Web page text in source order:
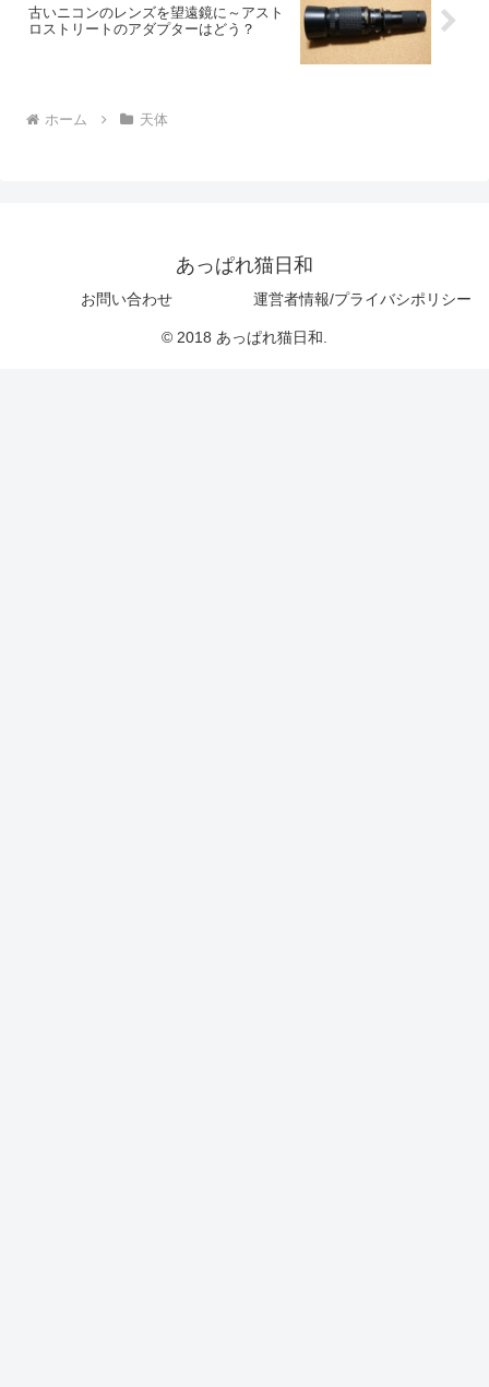
古いニコンのレンズを望遠鏡に～アスト
ロストリートのアダプターはどう？
ホーム 天体
あっぱれ猫日和
お問い合わせ 運営者情報/プライバシポリシー
© 2018 あっぱれ猫日和.